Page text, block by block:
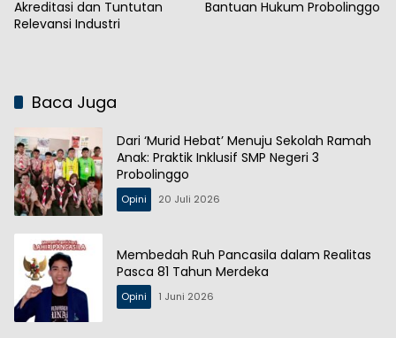
Akreditasi dan Tuntutan
Relevansi Industri
Bantuan Hukum Probolinggo
Baca Juga
Dari ‘Murid Hebat’ Menuju Sekolah Ramah
Anak: Praktik Inklusif SMP Negeri 3
Probolinggo
Opini 20 Juli 2026
Membedah Ruh Pancasila dalam Realitas
Pasca 81 Tahun Merdeka
Opini 1 Juni 2026